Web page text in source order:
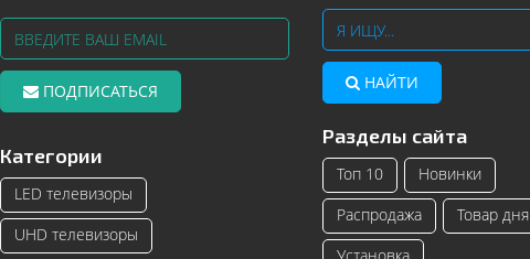
ПОДПИСАТЬСЯ
Категории
LED телевизоры
UHD телевизоры
НАЙТИ
Разделы сайта
Топ 10
Новинки
Распродажа
Товар дня
Телевизоры Samsung с изогнутым
экраном – инновационные модели
телевизоро...
Читать далее
Читать далее